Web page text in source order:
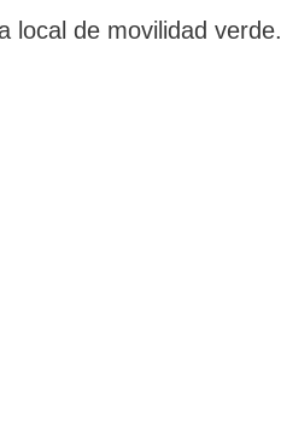
local de movilidad verde.